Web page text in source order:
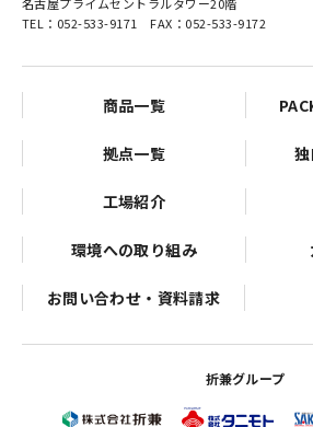
TEL：052-533-9171 FAX：052-533-9172
商品一覧
拠点一覧
工場紹介
環境への取り組み
お問い合わせ・資料請求
折兼グループ